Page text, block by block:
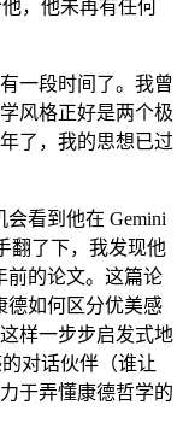
，他未再有任何
一段时间了。我曾
风格正好是两个极
了，我的思想已过
会看到他在 Gemini
翻了下，我发现他
前的论文。这篇论
德如何区分优美感
样一步步启发式地
对话伙伴（谁让
于弄懂康德哲学的